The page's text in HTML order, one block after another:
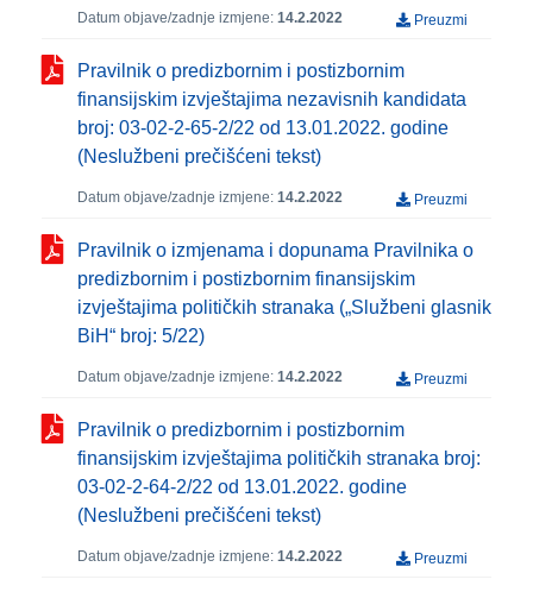
Datum objave/zadnje izmjene: 14.2.2022 Preuzmi
Pravilnik o predizbornim i postizbornim
finansijskim izvještajima nezavisnih kandidata
broj: 03-02-2-65-2/22 od 13.01.2022. godine
(Neslužbeni prečišćeni tekst)
Datum objave/zadnje izmjene: 14.2.2022 Preuzmi
Pravilnik o izmjenama i dopunama Pravilnika o
predizbornim i postizbornim finansijskim
izvještajima političkih stranaka („Službeni glasnik
BiH“ broj: 5/22)
Datum objave/zadnje izmjene: 14.2.2022 Preuzmi
Pravilnik o predizbornim i postizbornim
finansijskim izvještajima političkih stranaka broj:
03-02-2-64-2/22 od 13.01.2022. godine
(Neslužbeni prečišćeni tekst)
Datum objave/zadnje izmjene: 14.2.2022 Preuzmi